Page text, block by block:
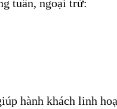
tuần, ngoại trừ:
hành khách linh